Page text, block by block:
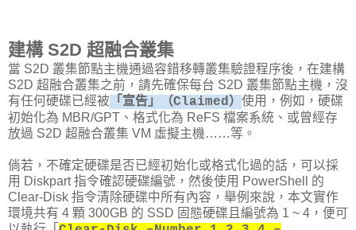
建構 S2D 超融合叢集
當 S2D 叢集節點主機通過容錯移轉叢集驗證程序後，在建構
S2D 超融合叢集之前，請先確保每台 S2D 叢集節點主機，沒
有任何硬碟已經被 「宣告」（Claimed） 使用，例如，硬碟
初始化為 MBR/GPT、格式化為 ReFS 檔案系統、或曾經存
放過 S2D 超融合叢集 VM 虛擬主機……等。
倘若，不確定硬碟是否已經初始化或格式化過的話，可以採
用 Diskpart 指令確認硬碟編號，然後使用 PowerShell 的
Clear-Disk 指令清除硬碟中所有內容，舉例來說，本文實作
環境共有 4 顆 300GB 的 SSD 固態硬碟且編號為 1 ~ 4，便可